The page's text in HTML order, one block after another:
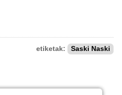
etiketak: Saski Naski